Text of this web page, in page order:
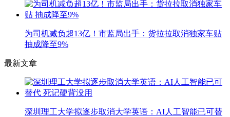
为司机减负超13亿！市监局出手：货拉拉取消独家车贴
抽成降至9%
最新文章
深圳理工大学拟逐步取消大学英语：AI人工智能已可替